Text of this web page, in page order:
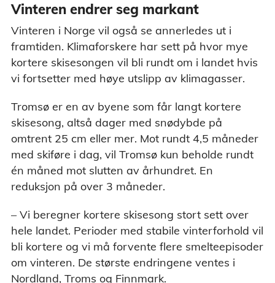
Vinteren endrer seg markant
Vinteren i Norge vil også se annerledes ut i
framtiden. Klimaforskere har sett på hvor mye
kortere skisesongen vil bli rundt om i landet hvis
vi fortsetter med høye utslipp av klimagasser.
Tromsø er en av byene som får langt kortere
skisesong, altså dager med snødybde på
omtrent 25 cm eller mer. Mot rundt 4,5 måneder
med skiføre i dag, vil Tromsø kun beholde rundt
én måned mot slutten av århundret. En
reduksjon på over 3 måneder.
– Vi beregner kortere skisesong stort sett over
hele landet. Perioder med stabile vinterforhold vil
bli kortere og vi må forvente flere smelteepisoder
om vinteren. De største endringene ventes i
Nordland, Troms og Finnmark.